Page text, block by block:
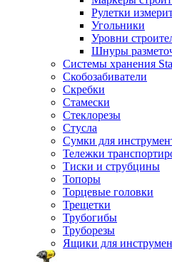
Рулетки
Угольники
Уровни
Шнуры
Системы хранения
Скобозабиватели
Скребки
Стамески
Стеклорезы
Стусла
Сумки для
Тележки
Тиски и струбцины
Топоры
Торцевые головки
Трещетки
Трубогибы
Труборезы
Ящики для